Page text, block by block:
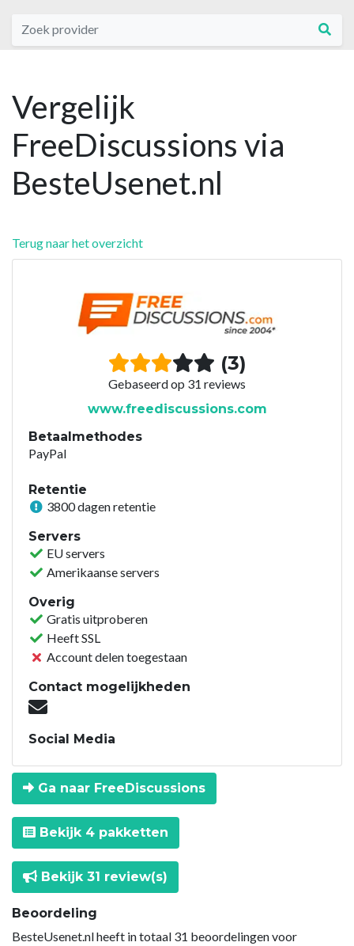
Vergelijk
FreeDiscussions via
BesteUsenet.nl
Terug naar het overzicht
(3)
Gebaseerd op 31 reviews
www.freediscussions.com
Betaalmethodes
PayPal
Retentie
3800 dagen retentie
Servers
EU servers
Amerikaanse servers
Overig
Gratis uitproberen
Heeft SSL
Account delen toegestaan
Contact mogelijkheden
Social Media
Ga naar FreeDiscussions
Bekijk 4 pakketten
Bekijk 31 review(s)
Beoordeling
BesteUsenet.nl heeft in totaal 31 beoordelingen voor